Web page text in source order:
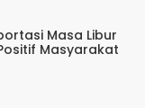
Masa Libur
Masyarakat